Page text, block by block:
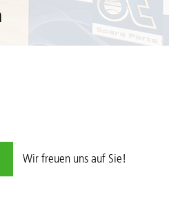
Wir freuen uns auf Sie!